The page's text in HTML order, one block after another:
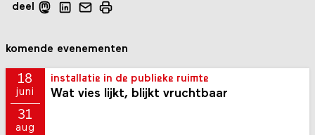
deel
komende evenementen
18
juni
31
aug
installatie in de publieke ruimte
Wat vies lijkt, blijkt vruchtbaar